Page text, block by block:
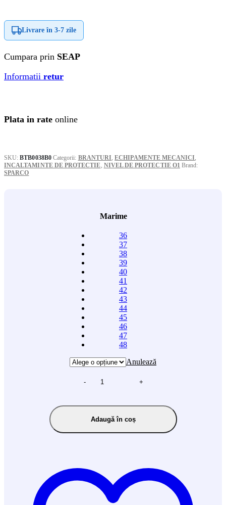
Livrare în 3-7 zile
Cumpara prin SEAP
Informatii retur
Plata in rate online
SKU:BTB0038B0 Categorii: BRANTURI ,ECHIPAMENTE MECANICI
INCALTAMINTE DE PROTECTIE NIVEL DE PROTECTIE O1 Brand:
SPARCO
Marime
36
37
38
39
40
41
42
43
44
45
46
47
48
Anulează
- +
Adaugă în coș